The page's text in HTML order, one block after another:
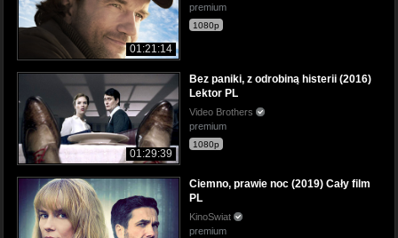
01:21:14
premium
1080p
01:29:39
Bez paniki, z odrobiną histerii (2016)
Lektor PL
Video Brothers
premium
1080p
Ciemno, prawie noc (2019) Cały film
PL
KinoSwiat
premium